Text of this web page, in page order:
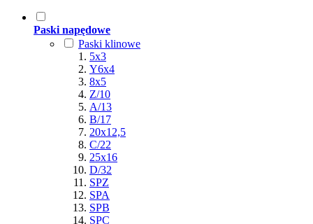
Paski napędowe
Paski klinowe
5x3
Y6x4
8x5
Z/10
A/13
B/17
20x12,5
C/22
25x16
D/32
SPZ
SPA
SPB
SPC